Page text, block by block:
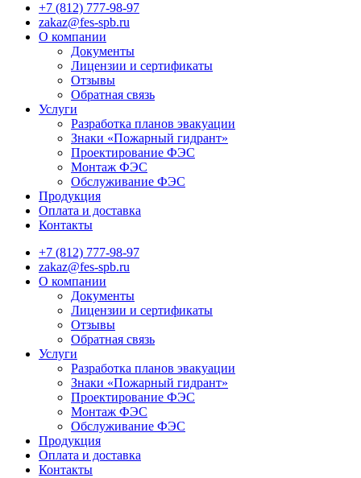
+7 (812) 777-98-97
zakaz@fes-spb.ru
О компании
Документы
Лицензии и сертификаты
Отзывы
Обратная связь
Услуги
Разработка планов эвакуации
Знаки «Пожарный гидрант»
Проектирование ФЭС
Монтаж ФЭС
Обслуживание ФЭС
Продукция
Оплата и доставка
Контакты
+7 (812) 777-98-97
zakaz@fes-spb.ru
О компании
Документы
Лицензии и сертификаты
Отзывы
Обратная связь
Услуги
Разработка планов эвакуации
Знаки «Пожарный гидрант»
Проектирование ФЭС
Монтаж ФЭС
Обслуживание ФЭС
Продукция
Оплата и доставка
Контакты